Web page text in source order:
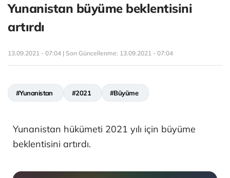
Yunanistan büyüme beklentisini
artırdı
13.09.2021 - 07:04 | Son Güncellenme: 13.09.2021 - 07:04
#Yunanistan #2021 #Büyüme
Yunanistan hükümeti 2021 yılı için büyüme
beklentisini artırdı.